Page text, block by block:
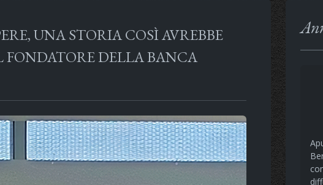
UNA STORIA COSÌ AVREBBE
DELLA BANCA